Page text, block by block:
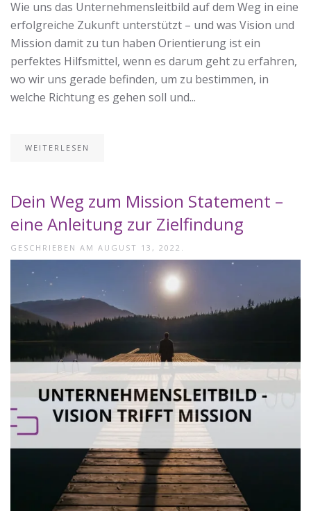
Wie uns das Unternehmensleitbild auf dem Weg in eine
erfolgreiche Zukunft unterstützt – und was Vision und
Mission damit zu tun haben Orientierung ist ein
perfektes Hilfsmittel, wenn es darum geht zu erfahren,
wo wir uns gerade befinden, um zu bestimmen, in
welche Richtung es gehen soll und...
WEITERLESEN
Dein Weg zum Mission Statement –
eine Anleitung zur Zielfindung
GESCHRIEBEN AM AUGUST 13, 2022 .